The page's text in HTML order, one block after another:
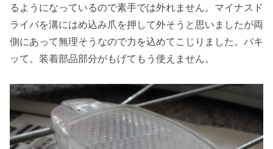
るようになっているので素手では外れません。マイナスド
ライバを溝にはめ込み爪を押して外そうと思いましたが両
側にあって無理そうなので力を込めてこじりました。バキ
ッて。装着部品部分がもげてもう使えません。